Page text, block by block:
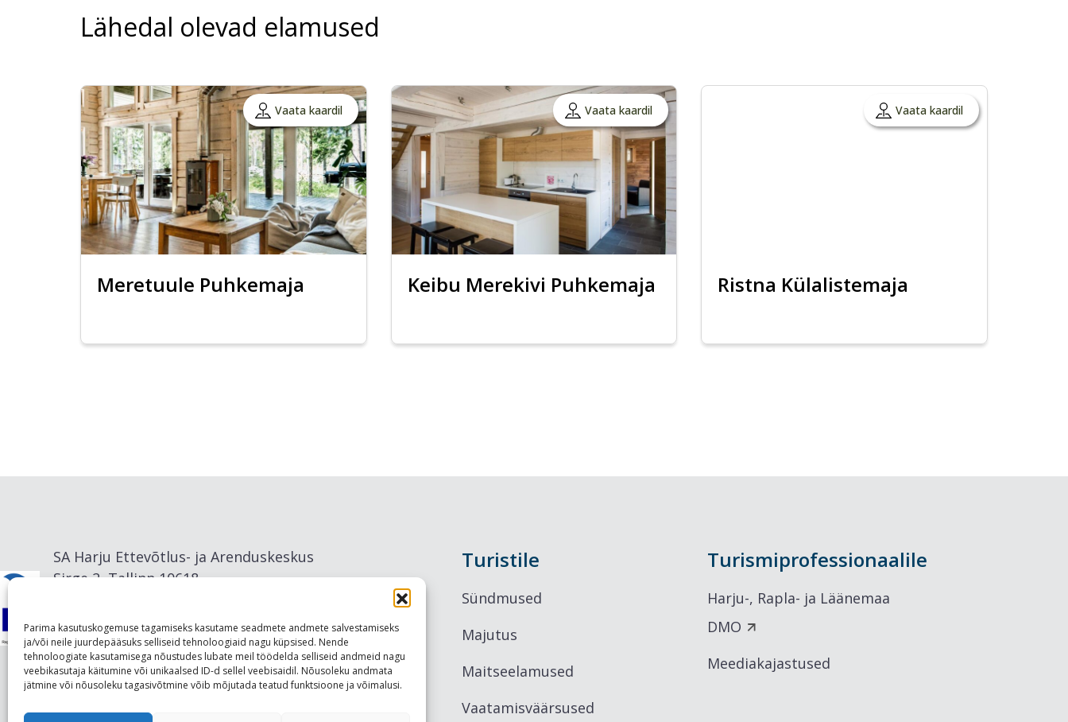
Parima kasutuskogemuse tagamiseks kasutame seadmete andmete salvestamiseks
ja/või neile juurdepääsuks selliseid tehnoloogiaid nagu küpsised. Nende
tehnoloogiate kasutamisega nõustudes lubate meil töödelda selliseid andmeid nagu
veebikasutaja käitumine või unikaalsed ID-d sellel veebisaidil. Nõusoleku andmata
jätmine või nõusoleku tagasivõtmine võib mõjutada teatud funktsioone ja võimalusi.
Lähedal olevad elamused
Vaata kaardil
Meretuule Puhkemaja
Vaata kaardil
Keibu Merekivi Puhkemaja
Vaata kaardil
Ristna Külalistemaja
SA Harju Ettevõtlus- ja Arenduskeskus
Sirge 2, Tallinn 10618
Turistile
Sündmused
Majutus
Maitseelamused
Vaatamisväärsused
Turismiprofessionaalile
Harju-, Rapla- ja Läänemaa
DMO
Meediakajastused